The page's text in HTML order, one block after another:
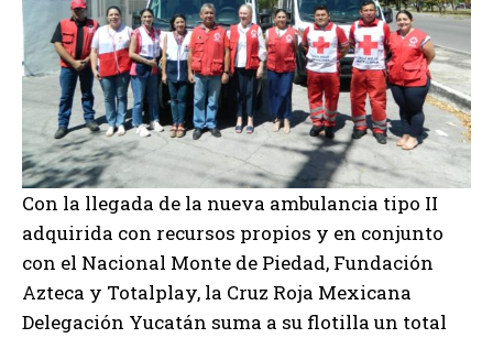
Con la llegada de la nueva ambulancia tipo II
adquirida con recursos propios y en conjunto
con el Nacional Monte de Piedad, Fundación
Azteca y Totalplay, la Cruz Roja Mexicana
Delegación Yucatán suma a su flotilla un total